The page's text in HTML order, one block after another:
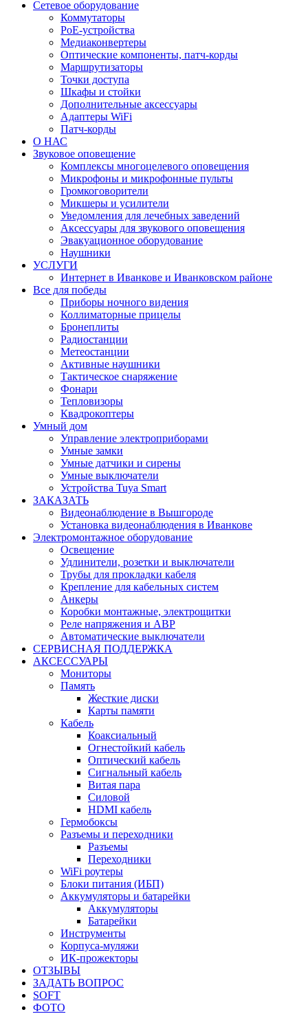
Сетевое оборудование
Коммутаторы
PoE-устройства
Медиаконвертеры
Оптические компоненты, патч-корды
Маршрутизаторы
Точки доступа
Шкафы и стойки
Дополнительные аксессуары
Адаптеры WiFi
Патч-корды
О НАС
Звуковое оповещение
Комплексы многоцелевого оповещения
Микрофоны и микрофонные пульты
Громкоговорители
Микшеры и усилители
Уведомления для лечебных заведений
Аксессуары для звукового оповещения
Эвакуационное оборудование
Наушники
УСЛУГИ
Интернет в Иванкове и Иванковском районе
Все для победы
Приборы ночного видения
Коллиматорные прицелы
Бронеплиты
Радиостанции
Метеостанции
Активные наушники
Тактическое снаряжение
Фонари
Тепловизоры
Квадрокоптеры
Умный дом
Управление электроприборами
Умные замки
Умные датчики и сирены
Умные выключатели
Устройства Tuya Smart
ЗАКАЗАТЬ
Видеонаблюдение в Вышгороде
Установка видеонаблюдения в Иванкове
Электромонтажное оборудование
Освещение
Удлинители, розетки и выключатели
Трубы для прокладки кабеля
Крепление для кабельных систем
Анкеры
Коробки монтажные, электрощитки
Реле напряжения и АВР
Автоматические выключатели
СЕРВИСНАЯ ПОДДЕРЖКА
АКСЕССУАРЫ
Мониторы
Память
Жесткие диски
Карты памяти
Кабель
Коаксиальный
Огнестойкий кабель
Оптический кабель
Сигнальный кабель
Витая пара
Силовой
HDMI кабель
Гермобоксы
Разъемы и переходники
Разъемы
Переходники
WiFi роутеры
Блоки питания (ИБП)
Аккумуляторы и батарейки
Аккумуляторы
Батарейки
Инструменты
Корпуса-муляжи
ИК-прожекторы
ОТЗЫВЫ
ЗАДАТЬ ВОПРОС
SOFT
ФОТО